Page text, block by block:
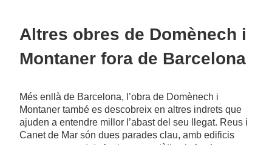
Altres obres de Domènech i
Montaner fora de Barcelona
Més enllà de Barcelona, l’obra de Domènech i
Montaner també es descobreix en altres indrets que
ajuden a entendre millor l’abast del seu llegat. Reus i
Canet de Mar són dues parades clau, amb edificis